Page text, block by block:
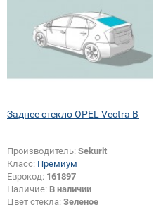
Заднее стекло OPEL Vectra B
Производитель: Sekurit
Класс: Премиум
Еврокод: 161897
Наличие: В наличии
Цвет стекла: Зеленое